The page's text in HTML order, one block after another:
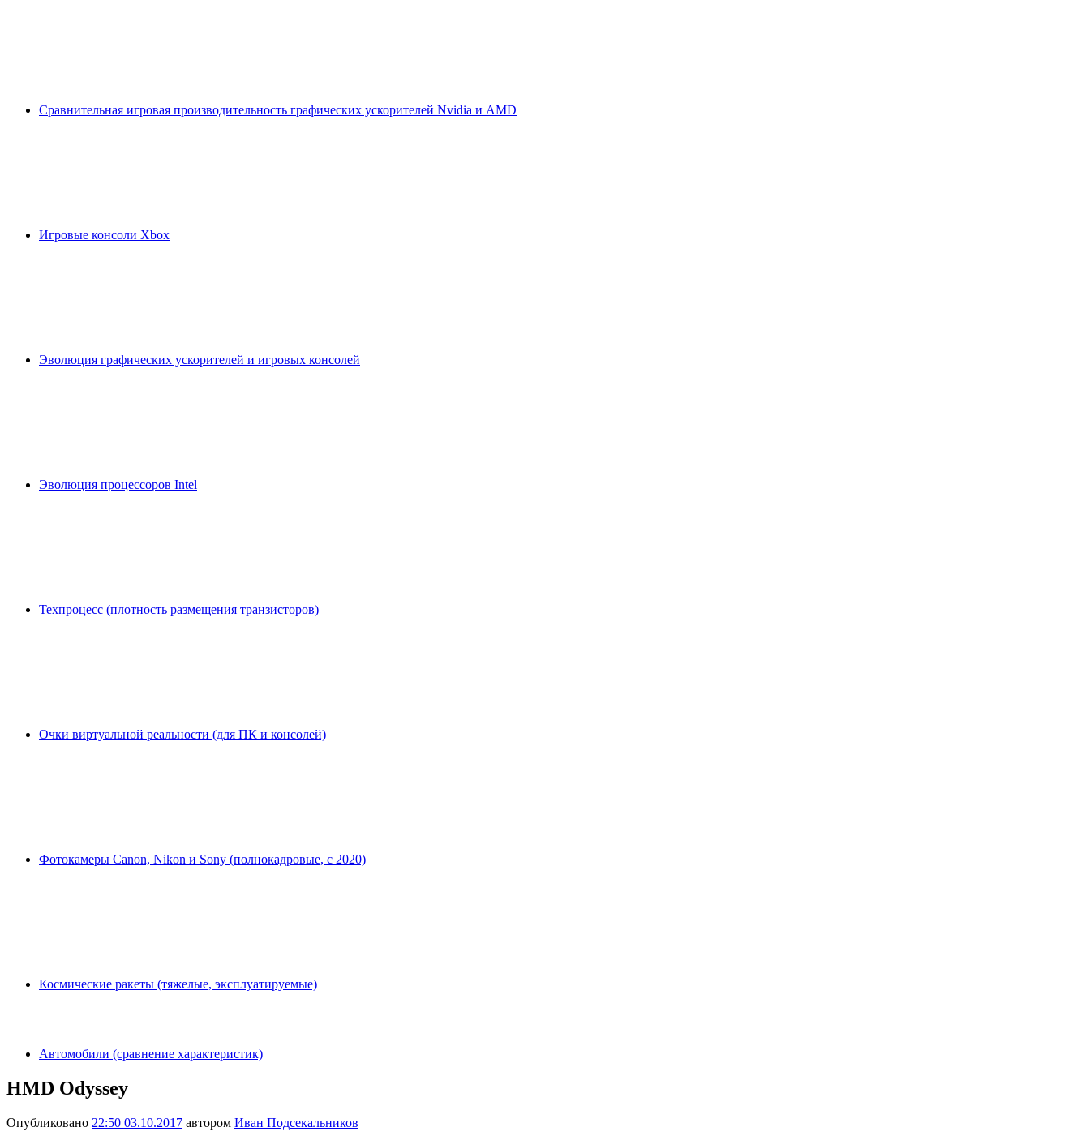
Сравнительная игровая производительность графических ускорителей Nvidia и AMD
Игровые консоли Xbox
Эволюция графических ускорителей и игровых консолей
Эволюция процессоров Intel
Техпроцесс (плотность размещения транзисторов)
Очки виртуальной реальности (для ПК и консолей)
Фотокамеры Canon, Nikon и Sony (полнокадровые, с 2020)
Космические ракеты (тяжелые, эксплуатируемые)
Автомобили (сравнение характеристик)
HMD Odyssey
Опубликовано 22:50 03.10.2017 автором Иван Подсекальников